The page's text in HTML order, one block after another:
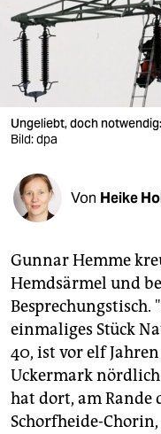
wahrheit
verlag
verlag
veranstaltungen
fragen & hilfe
unterstützen
abo
genossenschaft
epaper login
Ungeliebt, doch
Bild: dpa
Von Heike
Gunnar Hemme
Hemdsärmel und
Besprechungstisch.
einmaliges Stück
40, ist vor elf
Uckermark
hat dort, am Rande
Schorfheide-